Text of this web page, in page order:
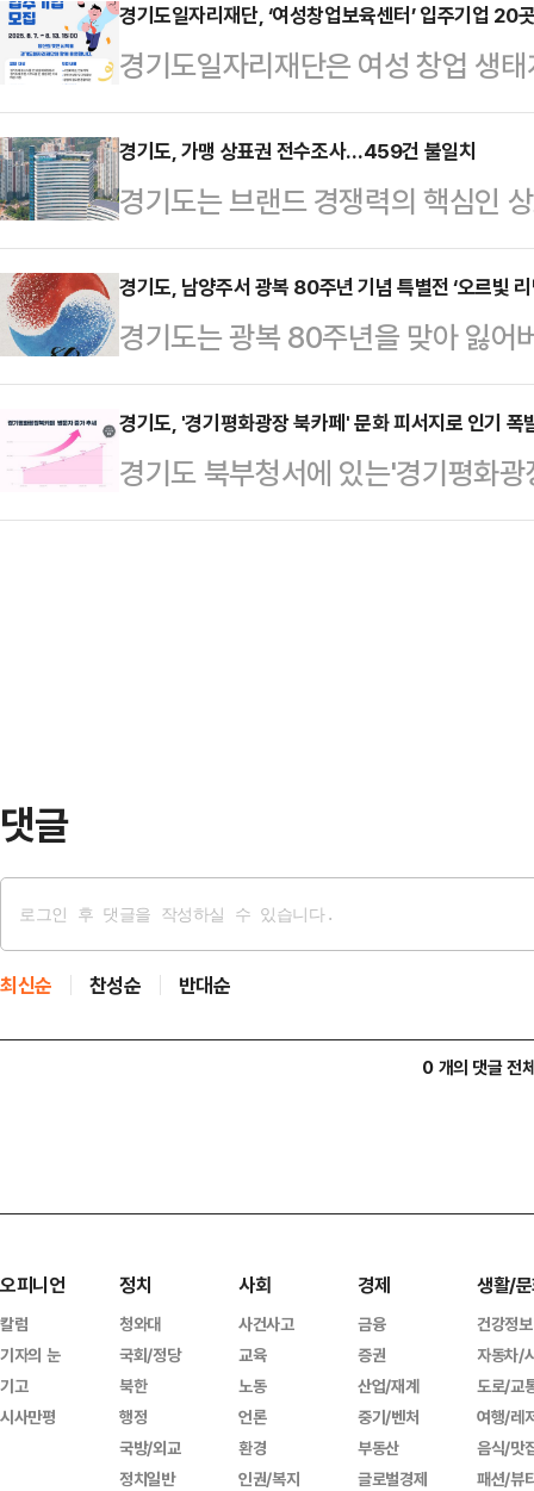
들의 상처 치유와 명예 회복을 지원
촉구 등을 지속하겠다고 6일 밝혔
강점기인 1942년부터 1982년까
소년들에게 강제노역, 구타, 가혹행
동연 경기도지사는 5일 자신의 누
면서 선감학원 피해보…
경기도일자리재단, ‘여성창업보육센터’ 입주기업 20
경기도일자리재단은 여성 창업 생
을 지원하기 위해 7일부터 오는 13
입주할 기업을 모집한다고 6일 밝
성 예비창업자 또는 주된 사무소를
개사 내외의 여성 창업기업을 선발
여성 창업가의 적극적인 참여가 기
창업보육센터에 입주해 다양한 지
제품 및 서비스 판로 …
경기도, 가맹 상표권 전수조사…459건 불일치
경기도는 브랜드 경쟁력의 핵심인
거래지킴이 25명을 투입해 전수조
(16%)이 가맹정보공개서와 지식재
보가 서로 다른 것으로 확인됐다고
재된 상표권 정보를 지식재산정보
과 비교하는 방식으로 5월 12일부
중 2451건(84%)은 일치했으며,
불일치 유형으로는…
경기도, 남양주서 광복 80주년 기념 특별전 ‘오르빛 리
경기도는 광복 80주년을 맞아 잃어
문화기술 콘텐츠로 재조명하고자
양주시 이석영광장과 리멤버
화기술 콘텐츠 전시 브랜드 ‘오르:
(Re:member)’를 개최한다고 6일
경기도, '경기평화광장 북카페' 문화 피서지로 인기 폭
경기도 북부청서에 있는'경기평화
화 쉼터로 자리매김하고 있는 것으
댓글
최신순 찬성순 반대순
0 개의 댓글 전
오피니언
칼럼
기자의 눈
기고
시사만평
정치
청와대
국회/정당
북한
행정
국방/외교
정치일반
사회
사건사고
교육
노동
언론
환경
인권/복지
경제
금융
증권
산업/재계
중기/벤처
부동산
글로벌경제
생활/
건강정보
자동차/
도로/교
여행/레
음식/맛
패션/뷰